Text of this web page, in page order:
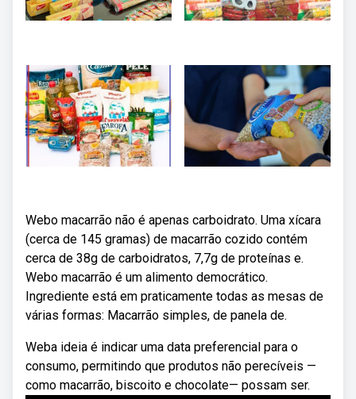
Webo macarrão não é apenas carboidrato. Uma xícara
(cerca de 145 gramas) de macarrão cozido contém
cerca de 38g de carboidratos, 7,7g de proteínas e.
Webo macarrão é um alimento democrático.
Ingrediente está em praticamente todas as mesas de
várias formas: Macarrão simples, de panela de.
Weba ideia é indicar uma data preferencial para o
consumo, permitindo que produtos não perecíveis —
como macarrão, biscoito e chocolate— possam ser.